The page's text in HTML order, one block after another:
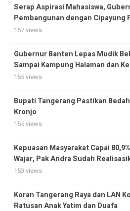
Serap Aspirasi Mahasiswa,
Pembangunan dengan Cipayung
157 views
Gubernur Banten Lepas Mudik
Sampai Kampung Halaman dan
155 views
Bupati Tangerang Pastikan
Kronjo
155 views
Kepuasan Masyarakat Capai
Wajar, Pak Andra Sudah
153 views
Koran Tangerang Raya dan LAN
Ratusan Anak Yatim dan Duafa